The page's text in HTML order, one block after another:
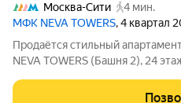
Москва-Сити
4 мин.
МФК NEVA TOWERS, 4 квартал
Продаётся стильный
NEVA TOWERS (Башня 2), 24 этаж высокий этаж с
на исторический центр